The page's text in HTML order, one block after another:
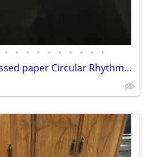
• • • • • • • • • •
Vintage modernist embossed paper Circular Rhythms A240